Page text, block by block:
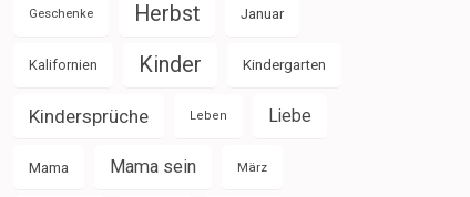
Geschenke Herbst Januar
Kalifornien Kinder Kindergarten
Kindersprüche Leben Liebe
Mama Mama sein März